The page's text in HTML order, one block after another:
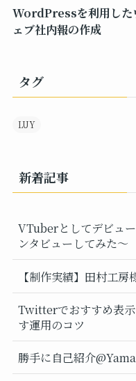
WordPressを利用した
ェブ社内報の作成
タグ
LUY
新着記事
VTuberとしてデビュ
ンタビューしてみた～
【制作実績】田村工
Twitterでおすすめ表
す運用のコツ
勝手に自己紹介@Yama